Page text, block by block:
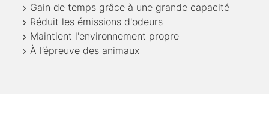
Gain de temps grâce à une grande capacité
Réduit les émissions d'odeurs
Maintient l'environnement propre
À l’épreuve des animaux